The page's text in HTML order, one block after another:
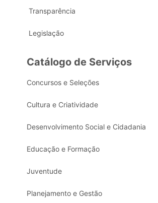
Transparência
Legislação
Catálogo de Serviços
Concursos e Seleções
Cultura e Criatividade
Desenvolvimento Social e Cidadania
Educação e Formação
Juventude
Planejamento e Gestão